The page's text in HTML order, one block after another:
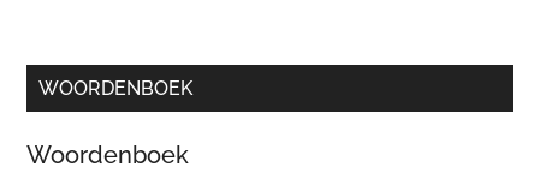
WOORDENBOEK
Woordenboek